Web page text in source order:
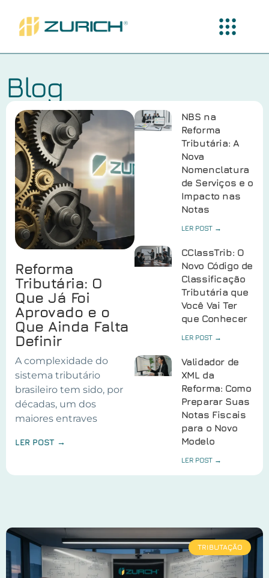
Blog
Reforma
Tributária: O
Que Já Foi
Aprovado e o
Que Ainda Falta
Definir
A complexidade do
sistema tributário
brasileiro tem sido, por
décadas, um dos
maiores entraves
LER POST →
NBS na
Reforma
Tributária: A
Nova
Nomenclatura
de Serviços e o
Impacto nas
Notas
LER POST →
CClassTrib: O
Novo Código de
Classificação
Tributária que
Você Vai Ter
que Conhecer
LER POST →
Validador de
XML da
Reforma: Como
Preparar Suas
Notas Fiscais
para o Novo
Modelo
LER POST →
TRIBUTAÇÃO